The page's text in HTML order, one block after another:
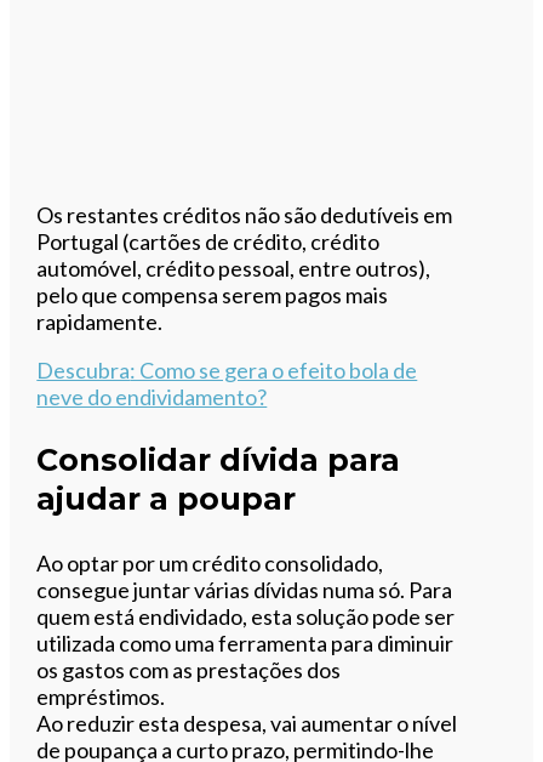
Os restantes créditos não são dedutíveis em
Portugal (cartões de crédito, crédito
automóvel, crédito pessoal, entre outros),
pelo que compensa serem pagos mais
rapidamente.
Descubra: Como se gera o efeito bola de
neve do endividamento?
Consolidar dívida para
ajudar a poupar
Ao optar por um crédito consolidado,
consegue juntar várias dívidas numa só. Para
quem está endividado, esta solução pode ser
utilizada como uma ferramenta para diminuir
os gastos com as prestações dos
empréstimos.
Ao reduzir esta despesa, vai aumentar o nível
de poupança a curto prazo, permitindo-lhe